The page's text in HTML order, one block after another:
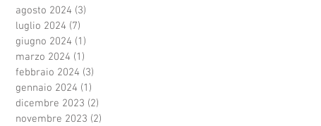
agosto 2024 (3)
luglio 2024 (7)
giugno 2024 (1)
marzo 2024 (1)
febbraio 2024 (3)
gennaio 2024 (1)
dicembre 2023 (2)
novembre 2023 (2)